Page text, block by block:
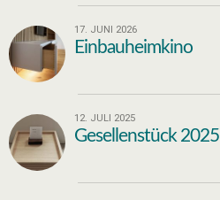
17. JUNI 2026
Einbauheimkino
12. JULI 2025
Gesellenstück 2025